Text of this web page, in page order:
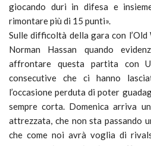
giocando duri in difesa e
rimontare più di 15 punti».
Sulle difficoltà della gara con
Norman Hassan quando
affrontare questa partita con
consecutive che ci hanno
l’occasione perduta di poter
sempre corta. Domenica arriva
attrezzata, che non sta passando
che come noi avrà voglia di